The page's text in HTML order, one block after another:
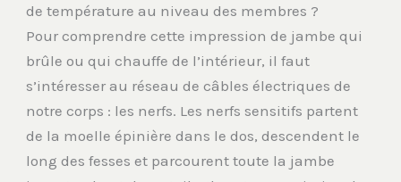
de température au niveau des membres ?
Pour comprendre cette impression de jambe qui
brûle ou qui chauffe de l’intérieur, il faut
s’intéresser au réseau de câbles électriques de
notre corps : les nerfs. Les nerfs sensitifs partent
de la moelle épinière dans le dos, descendent le
long des fesses et parcourent toute la jambe